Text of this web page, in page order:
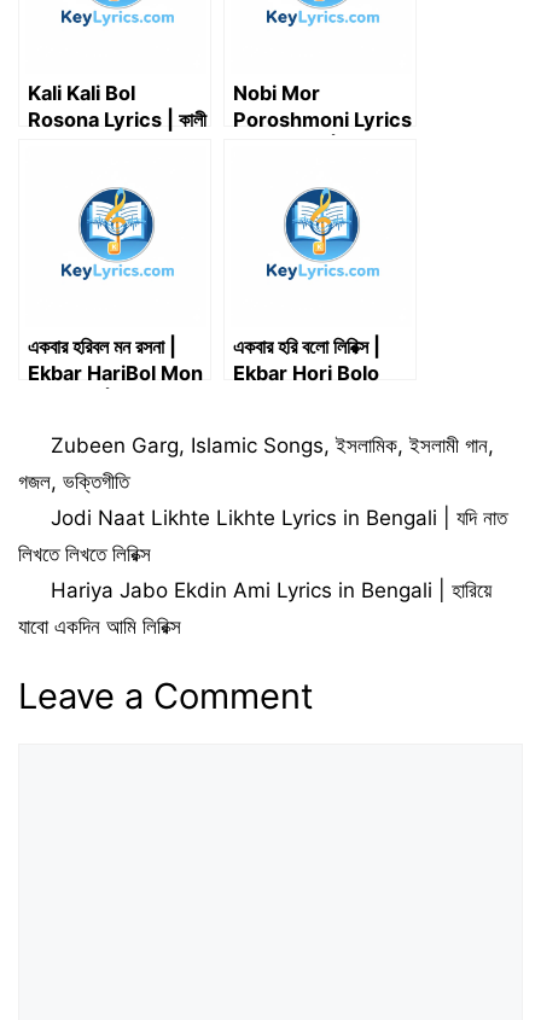
Kali Kali Bol
Rosona Lyrics | কালী
Nobi Mor
Poroshmoni Lyrics
একবার হরিবল মন রসনা |
Ekbar HariBol Mon
একবার হরি বলো লিরিক্স |
Ekbar Hori Bolo
Categories
Zubeen Garg, Islamic Songs,ইসলামিক,ইসলামী গান,
গজল, ভক্তিগীতি
Jodi Naat Likhte Likhte Lyrics in Bengali | যদি নাত
লিখতে লিখতে লিরিক্স
Hariya Jabo Ekdin Ami Lyrics in Bengali | হারিয়ে
যাবো একদিন আমি লিরিক্স
Leave a Comment